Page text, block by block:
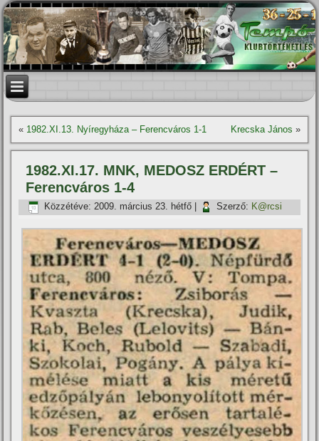
« 1982.XI.13. Nyí­regyháza – Ferencváros 1-1 Krecska János »
1982.XI.17. MNK, MEDOSZ ERDÉRT –
Ferencváros 1-4
Közzétéve: 2009. március 23. hétfő Szerző: K@rcsi